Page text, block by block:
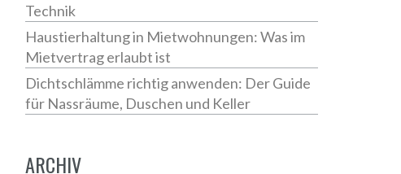
Technik
Haustierhaltung in Mietwohnungen: Was im
Mietvertrag erlaubt ist
Dichtschlämme richtig anwenden: Der Guide
für Nassräume, Duschen und Keller
ARCHIV